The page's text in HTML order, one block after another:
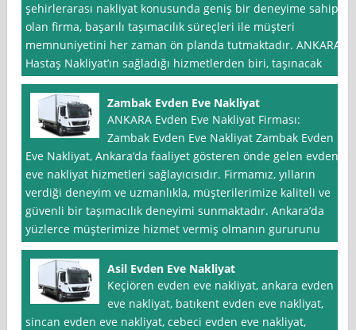
şehirlerarası nakliyat konusunda geniş bir deneyime sahip
olan firma, başarılı taşımacılık süreçleri ile müşteri
memnuniyetini her zaman ön planda tutmaktadır. ANKARA
Hastaş Nakliyat’ın sağladığı hizmetlerden biri, taşınacak
Zambak Evden Eve Nakliyat
ANKARA Evden Eve Nakliyat Firması:
Zambak Evden Eve Nakliyat Zambak Evden
Eve Nakliyat, Ankara‘da faaliyet gösteren önde gelen evden
eve nakliyat hizmetleri sağlayıcısıdır. Firmamız, yılların
verdiği deneyim ve uzmanlıkla, müşterilerimize kaliteli ve
güvenli bir taşımacılık deneyimi sunmaktadır. Ankara’da
yüzlerce müşterimize hizmet vermiş olmanın gururunu
Asil Evden Eve Nakliyat
Keçiören evden eve nakliyat, ankara evden
eve nakliyat, batıkent evden eve nakliyat,
sincan evden eve nakliyat, cebeci evden eve nakliyat,